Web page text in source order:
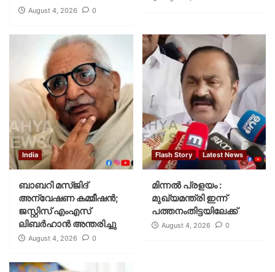
August 4, 2026 0
India
ബാബറി മസ്ജിദ്
അന്വേഷണ കമ്മീഷന്‍;
ജസ്റ്റിസ് എംഎസ്
ലിബര്‍ഹാന്‍ അന്തരിച്ചു
August 4, 2026 0
Flash Story Latest News
മിന്നല്‍ പ്രളയം :
മുഖ്യമന്ത്രി ഇന്ന്
പത്തനംതിട്ടയിലേക്ക്
August 4, 2026 0